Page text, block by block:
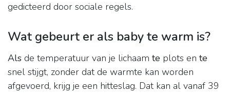
gedicteerd door sociale regels.
Wat gebeurt er als baby te warm is?
Als de temperatuur van je lichaam te plots en te
snel stijgt, zonder dat de warmte kan worden
afgevoerd, krijg je een hitteslag. Dat kan al vanaf 39